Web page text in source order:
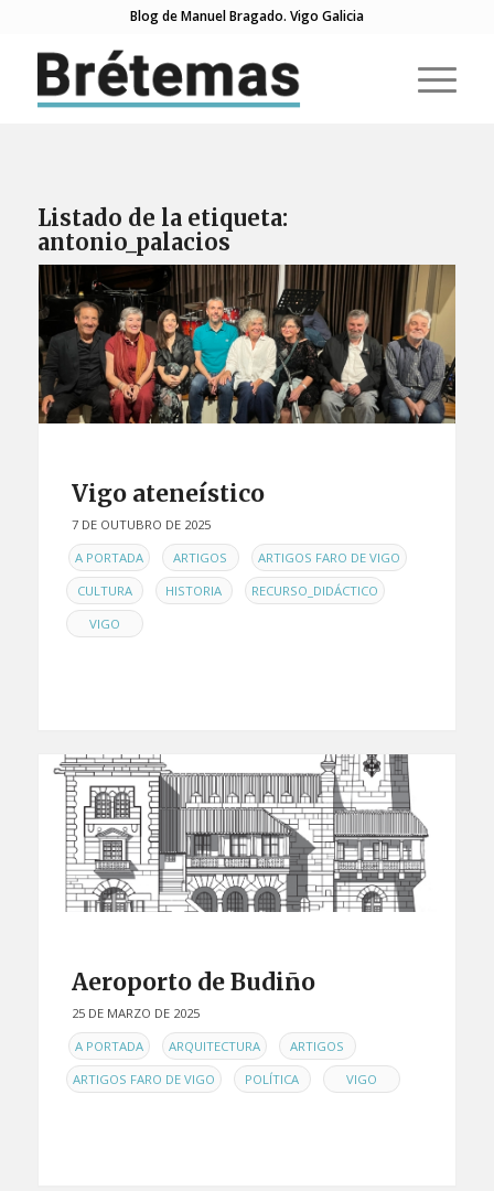
Blog de Manuel Bragado. Vigo Galicia
Listado de la etiqueta:
antonio_palacios
Vigo ateneístico
7 DE OUTUBRO DE 2025
ENA PORTADA , ARTIGOS , ARTIGOS FARO DE VIGO ,
CULTURA , HISTORIA , RECURSO_DIDÁCTICO ,
VIGO
Aeroporto de Budiño
25 DE MARZO DE 2025
ENA PORTADA , ARQUITECTURA , ARTIGOS ,
ARTIGOS FARO DE VIGO , POLÍTICA , VIGO